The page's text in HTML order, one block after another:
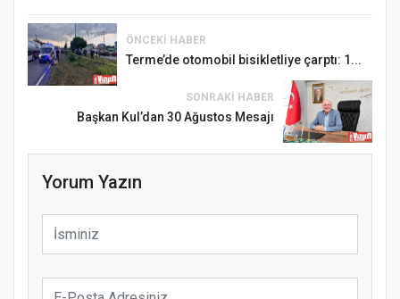
ÖNCEKI HABER
Terme’de otomobil bisikletliye çarptı: 1...
SONRAKI HABER
Başkan Kul’dan 30 Ağustos Mesajı
Yorum Yazın